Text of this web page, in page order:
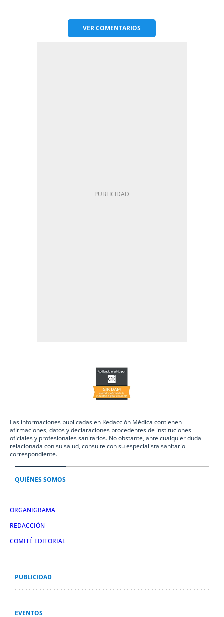
VERCOMENTARIOS
Las informaciones publicadas en Redacción Médica contienen
afirmaciones, datos y declaraciones procedentes de instituciones
oficiales y profesionales sanitarios. No obstante, ante cualquier duda
relacionada con su salud, consulte con su especialista sanitario
correspondiente.
QUIÉNES SOMOS
ORGANIGRAMA
REDACCIÓN
COMITÉ EDITORIAL
PUBLICIDAD
EVENTOS